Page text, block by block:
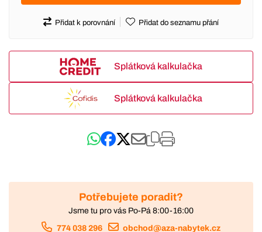
Přidat k porovnání Přidat do seznamu přání
Splátková kalkulačka
Splátková kalkulačka
Potřebujete poradit?
Jsme tu pro vás Po-Pá 8:00-16:00
774 038 296 obchod@aza-nabytek.cz